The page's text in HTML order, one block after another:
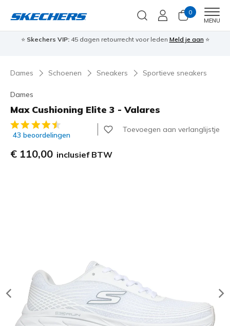
0
MENU
⭐ Skechers VIP:45 dagen retourrecht voor leden Meld je aan ⭐
Dames Schoenen Sneakers Sportieve sneakers
Dames
Max Cushioning Elite 3 - Valares
4,1 van de 5 klantbeoordelingen
43 beoordelingen
Toevoegen aan verlanglijstje
€ 110,00 inclusief BTW